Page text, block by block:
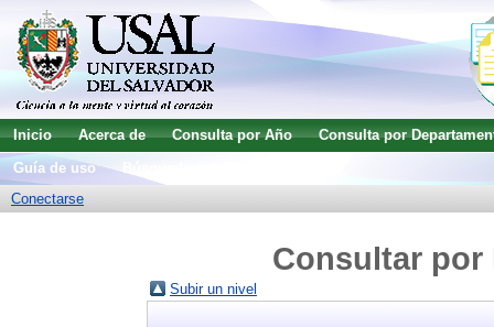
Inicio Acerca de Consulta por Año
Consulta por
Guía de uso
Conectarse
Consultar
Subir un nivel